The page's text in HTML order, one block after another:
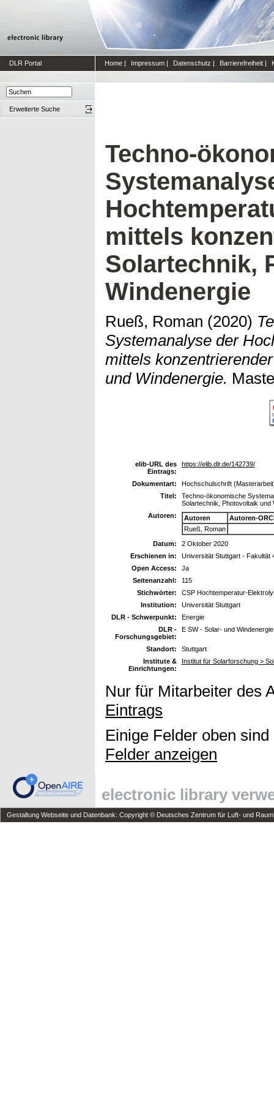
DLR Portal Home | Impressum | Datenschutz | Barrierefreiheit |
Erweiterte Suche
Techno-
mittels
Solartechnik,
Windenergie
Rueß, Roman (2020)
Systemanalyse der
mittels
und Windenergie.
elib-URL des
Eintrags:
https://elib.dlr.de/142739/
Dokumentart:
Hochschulschrift
Titel:
Techno-ökonomische
Solartechnik, Photovoltaik und
Autoren:
Autoren
Autoren-
Rueß, Roman
Datum:
2 Oktober 2020
Erschienen in:
Universität Stuttgart - Fakultät
Open Access:
Ja
Seitenanzahl:
115
Stichwörter:
CSP Hochtemperatur-
Institution:
Universität Stuttgart
DLR - Schwerpunkt:
Energie
DLR -
Forschungsgebiet:
E SW - Solar- und Windenergie
Standort:
Stuttgart
Institute &
Einrichtungen:
Institut für Solarforschung >
Nur für Mitarbeiter des
Eintrags
Einige Felder oben
Felder anzeigen
electronic library
Gestaltung Webseite und Datenbank: Copyright © Deutsches Zentrum für Luft- und